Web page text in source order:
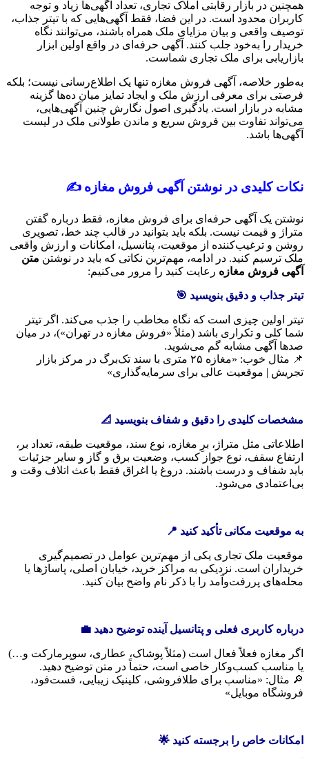
همچنین در بازار رقابتی املاک تجاری، تعداد آگهی‌ها زیاد و توجه
کاربران محدود است. در این فضا، فقط آگهی‌هایی که با تیتر جذاب،
توصیف واقعی و بیان مزایای ملک همراه باشند، می‌توانند نگاه
خریدار را به‌خود جلب کنند. آگهی حرفه‌ای در واقع اولین ابزار
بازاریابی برای ملک تجاری شماست.
به‌طور خلاصه، آگهی فروش مغازه تنها یک اطلاع‌رسانی نیست؛ بلکه
فرصتی برای معرفی ارزش ملک و ایجاد تمایز میان ده‌ها گزینه
مشابه در بازار است. یادگیری اصول نگارش چنین آگهی‌هایی،
می‌تواند تفاوت بین فروش سریع و ماندن طولانی ملک در لیست
آگهی‌ها باشد.
نکات کلیدی در نوشتن آگهی فروش مغازه ✍️
نوشتن یک آگهی حرفه‌ای برای فروش مغازه، فقط درباره گفتن
متراژ و قیمت نیست. بلکه باید بتوانید در قالب چند خط، تصویری
روشن و ترغیب‌کننده از موقعیت، پتانسیل، امکانات و ارزش واقعی
ملک ترسیم کنید. در ادامه، مهم‌ترین نکاتی که باید در نوشتن متن
آگهی فروش مغازه رعایت کنید را مرور می‌کنیم:
تیتر جذاب و دقیق بنویسید 🎯
تیتر اولین چیزی است که نگاه مخاطب را جذب می‌کند. اگر تیتر
شما کلی و تکراری باشد (مثلاً «فروش مغازه در تهران»)، در میان
صدها آگهی مشابه گم می‌شوید.
📌 مثال خوب: «مغازه ۲۵ متری با سند تک‌برگ در مرکز بازار
تجریش | موقعیت عالی برای سرمایه‌گذاری»
مشخصات کلیدی را دقیق و شفاف بنویسید 📐
اطلاعاتی مثل متراژ، برِ مغازه، نوع سند، موقعیت طبقه، تعداد بر،
ارتفاع سقف، نوع جواز کسب، وضعیت برق و گاز و سایر جزئیات
باید شفاف و درست باشند. دروغ یا اغراق فقط باعث اتلاف وقت و
بی‌اعتمادی می‌شود.
به موقعیت مکانی تأکید کنید 📍
موقعیت ملک تجاری یکی از مهم‌ترین عوامل در تصمیم‌گیری
خریداران است. نزدیکی به مراکز خرید، خیابان اصلی، پاساژها یا
محله‌های پررفت‌وآمد را با ذکر نام واضح بیان کنید.
درباره کاربری فعلی و پتانسیل آینده توضیح دهید 💼
اگر مغازه فعلاً فعال است (مثلاً پوشاک، عطاری، سوپرمارکت و…)
یا مناسب کسب‌وکار خاصی است، حتماً در متن توضیح دهید.
🔎 مثال: «مناسب برای طلافروشی، کلینیک زیبایی، فست‌فود،
فروشگاه موبایل»
امکانات خاص را برجسته کنید 🌟